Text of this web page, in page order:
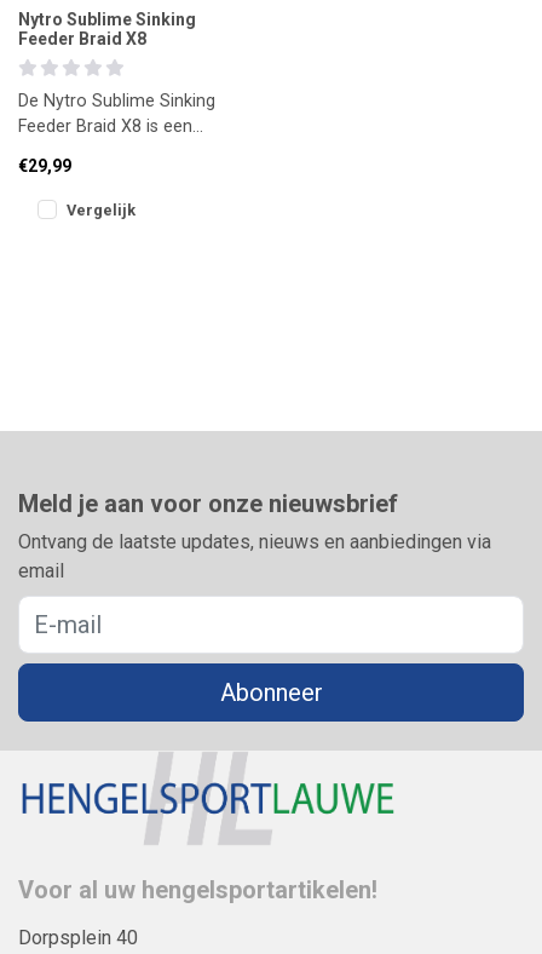
Nytro Sublime Sinking
Feeder Braid X8
De Nytro Sublime Sinking
Feeder Braid X8 is een
strengs gevlochten lijn.
Ontw
€29,99
Vergelijk
Meld je aan voor onze nieuwsbrief
Ontvang de laatste updates, nieuws en aanbiedingen via
email
Abonneer
Voor al uw hengelsportartikelen!
Dorpsplein 40